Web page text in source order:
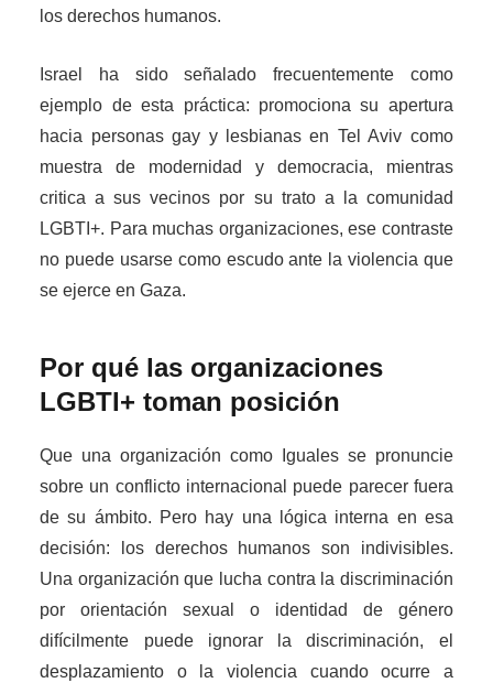
los derechos humanos.
Israel ha sido señalado frecuentemente como
ejemplo de esta práctica: promociona su apertura
hacia personas gay y lesbianas en Tel Aviv como
muestra de modernidad y democracia, mientras
critica a sus vecinos por su trato a la comunidad
LGBTI+. Para muchas organizaciones, ese contraste
no puede usarse como escudo ante la violencia que
se ejerce en Gaza.
Por qué las organizaciones
LGBTI+ toman posición
Que una organización como Iguales se pronuncie
sobre un conflicto internacional puede parecer fuera
de su ámbito. Pero hay una lógica interna en esa
decisión: los derechos humanos son indivisibles.
Una organización que lucha contra la discriminación
por orientación sexual o identidad de género
difícilmente puede ignorar la discriminación, el
desplazamiento o la violencia cuando ocurre a